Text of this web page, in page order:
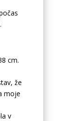
cm.
že
moje
v